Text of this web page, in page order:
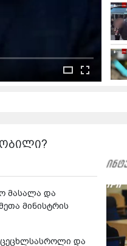
მასალა და
მინისტრის
ცეცხლსასროლი და